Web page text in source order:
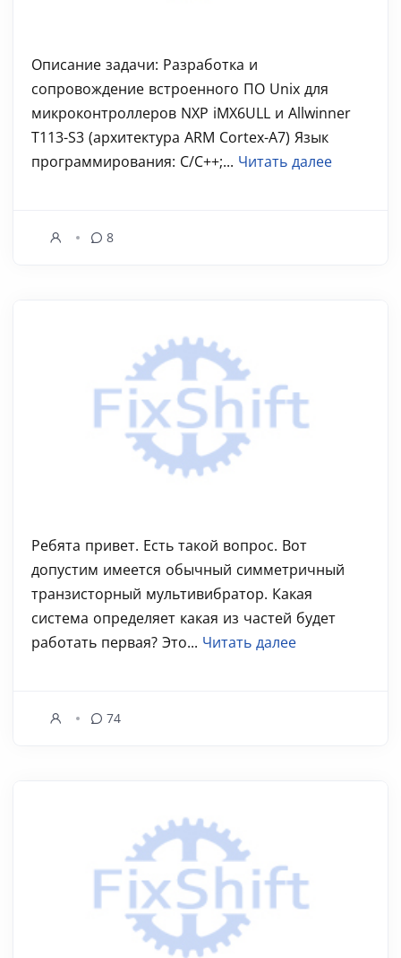
Описание задачи: Разработка и
сопровождение встроенного ПО Unix для
микроконтроллеров NXP iMX6ULL и Allwinner
T113-S3 (архитектура ARM Cortex-A7) Язык
программирования: C/C++;... Читать далее
8
Ребята привет. Есть такой вопрос. Вот
допустим имеется обычный симметричный
транзисторный мультивибратор. Какая
система определяет какая из частей будет
работать первая? Это... Читать далее
74